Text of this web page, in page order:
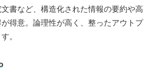
書など、構造化された情報の要約や高
得意。論理性が高く、整ったアウトプ
。